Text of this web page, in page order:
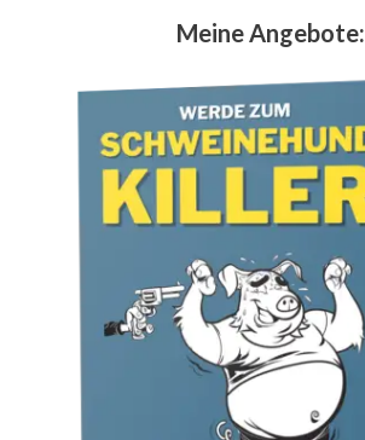
Meine Angebote: